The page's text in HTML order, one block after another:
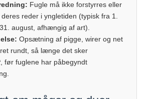
Fugle må ikke forstyrres eller
reder i yngletiden (typisk fra 1.
august, afhængig af art).
Opsætning af pigge, wirer og net
rundt, så længe det sker
, før fuglene har påbegyndt